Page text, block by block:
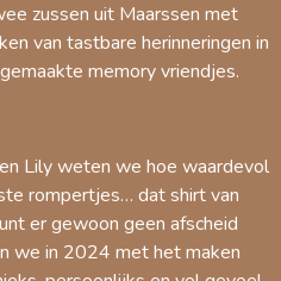
zussen uit Maarssen met
van tastbare herinneringen in
memory vriendjes.
Lily weten we hoe waardevol
rompertjes… dat shirt van
er gewoon geen afscheid
we in 2024 met het maken